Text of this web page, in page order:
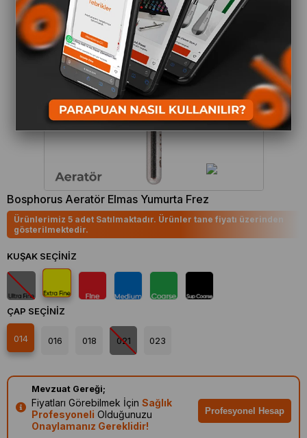
Bosphorus Aeratör Elmas Yumurta Frez
Ürünlerimiz 5 adet Satılmaktadır. Ürünler tane fiyatı üzerinden
gösterilmektedir.
KUŞAK SEÇINIZ
ÇAP SEÇINIZ
014 016 018 021 023
Mevzuat Gereği;
Fiyatları Görebilmek İçinSağlık
Profesyoneli Olduğunuzu
Onaylamanız Gereklidir!
Profesyonel Hesap